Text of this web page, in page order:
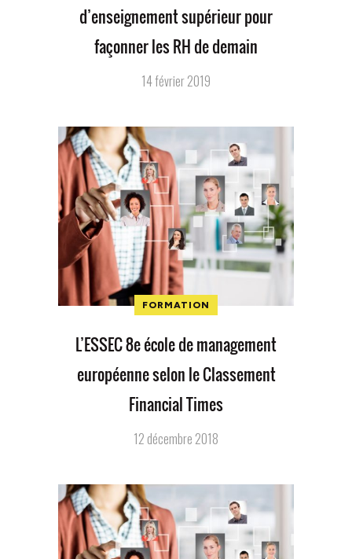
d’enseignement supérieur pour
façonner les RH de demain
14 février 2019
FORMATION
L’ESSEC 8e école de management
européenne selon le Classement
Financial Times
12 décembre 2018